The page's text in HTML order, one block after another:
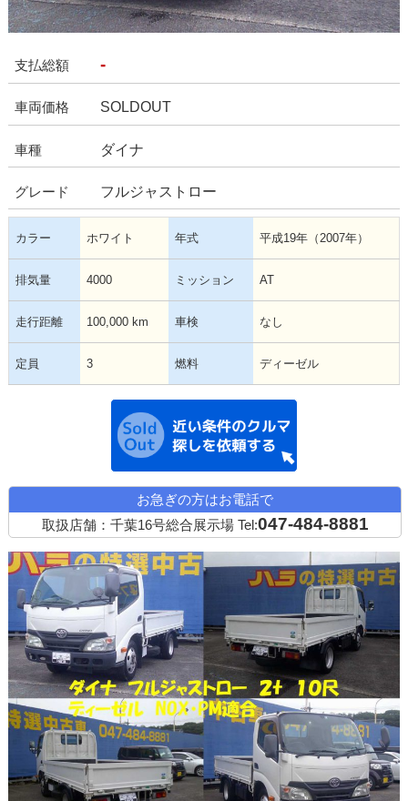
支払総額 -
車両価格 SOLDOUT
車種 ダイナ
グレード フルジャストロー
カラー ホワイト 年式 平成19年（2007年）
排気量 4000 ミッション AT
走行距離 100,000 km 車検 なし
定員 3 燃料 ディーゼル
お急ぎの方はお電話で
取扱店舗：千葉16号総合展示場 Tel:047-484-8881